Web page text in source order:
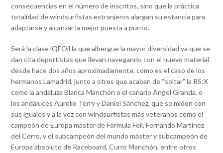
consecuencias en el número de inscritos, sino que la práctica
totalidad de windsurfistas extranjeros alargan su estancia para
adaptarse y alcanzar la mejor puesta a punto.
Será la clase iQFOil la que albergue la mayor diversidad ya que se
dan cita deportistas que llevan navegando con el nuevo material
desde hace dos años aproximadamente, como es el caso de los
hermanos Lamadrid, junto a otros que acaban de “soltar” la RS:X
como la andaluza Blanca Manchón o el canario Ángel Granda, o
los andaluces Aurelio Terry y Daniel Sánchez, que se miden con
sus iguales y a la vez con windsurfistas más veteranos como el
campeón de Europa máster de Fórmula Foil, Fernando Martínez
del Cerro, y el subcampeón del mundo máster y subcampeón de
Europa absoluto de Raceboard, Curro Manchón, entre otros